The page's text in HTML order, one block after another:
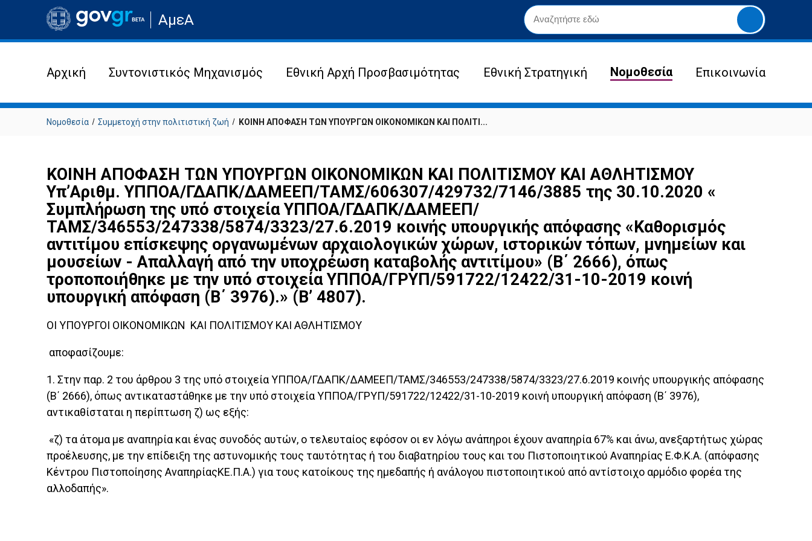
Μετάβαση
στην
σελίδα
ιστότοπου
ΑμεΑ
Yποβολή
αναζήτησης
Αρχική Συντονιστικός Μηχανισμός Εθνική Αρχή Προσβασιμότητας Εθνική Στρατηγική Νομοθεσία Επικοινωνία
Νομοθεσία Συμμετοχή στην πολιτιστική ζωή ΚΟΙΝΗ ΑΠΟΦΑΣΗ ΤΩΝ ΥΠΟΥΡΓΩΝ ΟΙΚΟΝΟΜΙΚΩΝ ΚΑΙ ΠΟΛΙΤΙ...
ΚΟΙΝΗ ΑΠΟΦΑΣΗ ΤΩΝ ΥΠΟΥΡΓΩΝ ΟΙΚΟΝΟΜΙΚΩΝ ΚΑΙ ΠΟΛΙΤΙΣΜΟΥ ΚΑΙ ΑΘΛΗΤΙΣΜΟΥ
Υπ’Αριθμ. ΥΠΠΟΑ/ΓΔΑΠΚ/ΔΑΜΕΕΠ/ΤΑΜΣ/606307/429732/7146/3885 της 30.10.2020 «
Συμπλήρωση της υπό στοιχεία ΥΠΠΟΑ/ΓΔΑΠΚ/ΔΑΜΕΕΠ/
ΤΑΜΣ/346553/247338/5874/3323/27.6.2019 κοινής υπουργικής απόφασης «Καθορισμός
αντιτίμου επίσκεψης οργανωμένων αρχαιολογικών χώρων, ιστορικών τόπων, μνημείων και
μουσείων - Απαλλαγή από την υποχρέωση καταβολής αντιτίμου» (B΄ 2666), όπως
τροποποιήθηκε με την υπό στοιχεία ΥΠΠΟΑ/ΓΡΥΠ/591722/12422/31-10-2019 κοινή
υπουργική απόφαση (Β΄ 3976).» (Β’ 4807).
ΟΙ ΥΠΟΥΡΓΟΙ ΟΙΚΟΝΟΜΙΚΩΝ ΚΑΙ ΠΟΛΙΤΙΣΜΟΥ ΚΑΙ ΑΘΛΗΤΙΣΜΟΥ
αποφασίζουμε:
1. Στην παρ. 2 του άρθρου 3 της υπό στοιχεία ΥΠΠΟΑ/ΓΔΑΠΚ/ΔΑΜΕΕΠ/ΤΑΜΣ/346553/247338/5874/3323/27.6.2019 κοινής υπουργικής απόφασης
(Β΄ 2666), όπως αντικαταστάθηκε με την υπό στοιχεία ΥΠΠΟΑ/ΓΡΥΠ/591722/12422/31-10-2019 κοινή υπουργική απόφαση (Β΄ 3976),
αντικαθίσταται η περίπτωση ζ) ως εξής:
«ζ) τα άτομα με αναπηρία και ένας συνοδός αυτών, ο τελευταίος εφόσον οι εν λόγω ανάπηροι έχουν αναπηρία 67% και άνω, ανεξαρτήτως χώρας
προέλευσης, με την επίδειξη της αστυνομικής τους ταυτότητας ή του διαβατηρίου τους και του Πιστοποιητικού Αναπηρίας Ε.Φ.Κ.Α. (απόφασης
Κέντρου Πιστοποίησης ΑναπηρίαςΚΕ.Π.Α.) για τους κατοίκους της ημεδαπής ή ανάλογου πιστοποιητικού από αντίστοιχο αρμόδιο φορέα της
αλλοδαπής».